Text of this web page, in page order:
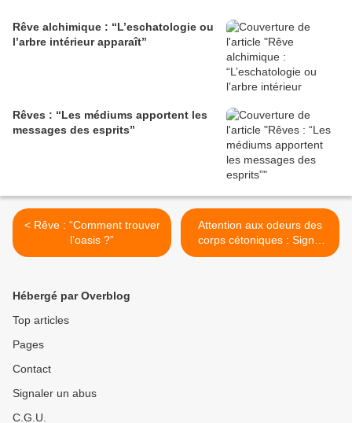
Rêve alchimique : “L’eschatologie ou
l’arbre intérieur apparaît”
Rêves : “Les médiums apportent les
messages des esprits”
< Rêve : “Comment trouver
l’oasis ?”
Attention aux odeurs des
corps cétoniques : Signal
d'alarme >
Hébergé par Overblog
Top articles
Pages
Contact
Signaler un abus
C.G.U.